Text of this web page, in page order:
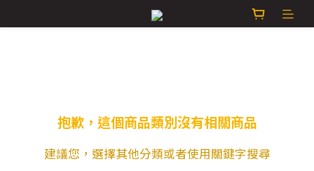
抱歉，這個商品類別沒有相關商品
建議您，選擇其他分類或者使用關鍵字搜尋